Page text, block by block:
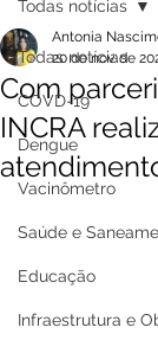
Todas notícias
COVD-19
Dengue
Vacinômetro
Saúde e
Educação
Infraestrutura e
Todas notícias
Com
INCRA
Antonia
20 de nov. de